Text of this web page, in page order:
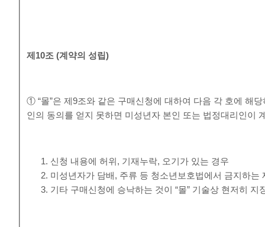
제 10조(계약의 성립)
① “몰”은 제9조와 같은 구매신청에 대하여 다음 각 호에 해
인의 동의를 얻지 못하면 미성년자 본인 또는 법정대리인이
신청 내용에 허위, 기재누락, 오기가 있는 경우
미성년자가 담배, 주류 등 청소년보호법에서 금지하는
기타 구매신청에 승낙하는 것이 “몰” 기술상 현저히 지